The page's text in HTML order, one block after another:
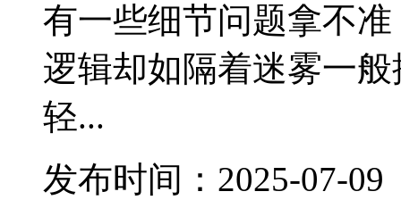
有一些细节问题拿不
逻辑却如隔着迷雾一
轻...
发布时间：2025-07-09